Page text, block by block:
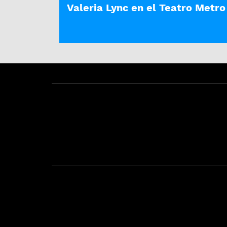
Valeria Lync en el Teatro Metro